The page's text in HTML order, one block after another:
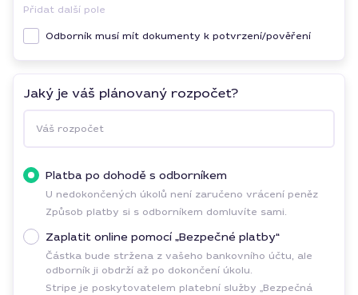
Přidat další pole
Odborník musí mít dokumenty k potvrzení/pověření
Jaký je váš plánovaný rozpočet?
Váš rozpočet
Platba po dohodě s odborníkem
U nedokončených úkolů není zaručeno vrácení peněz
Způsob platby si s odborníkem domluvíte sami.
Zaplatit online pomocí „Bezpečné platby“
Částka bude stržena z vašeho bankovního účtu, ale
odborník ji obdrží až po dokončení úkolu.
Stripe je poskytovatelem platební služby „Bezpečná